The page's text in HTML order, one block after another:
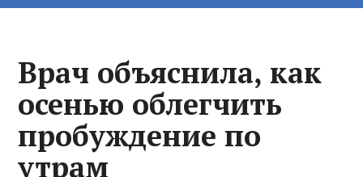
Врач объяснила, как
осенью облегчить
пробуждение по
утрам